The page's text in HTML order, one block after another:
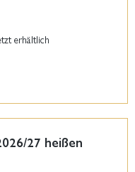
erhältlich
27 heißen